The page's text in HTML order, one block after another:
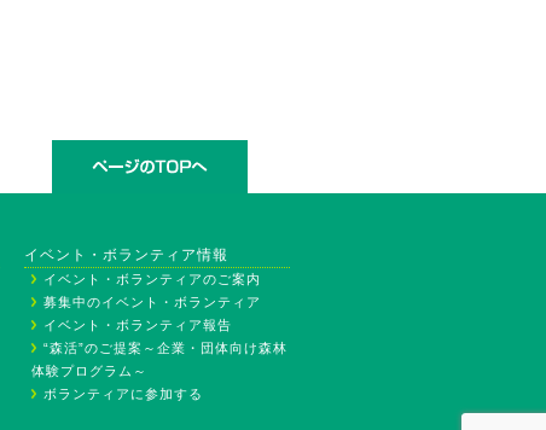
イベント・ボランティア情報
イベント・ボランティアのご案内
募集中のイベント・ボランティア
イベント・ボランティア報告
“森活”のご提案～企業・団体向け森林
体験プログラム～
ボランティアに参加する